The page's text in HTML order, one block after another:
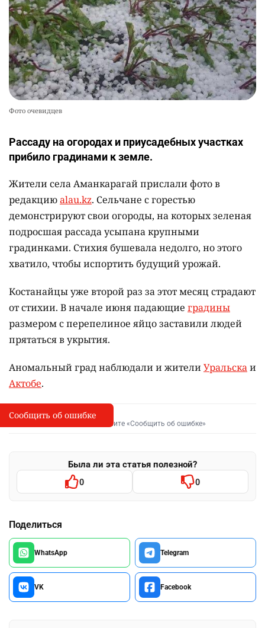
Фото очевидцев
Рассаду на огородах и приусадебных участках
прибило градинами к земле.
Жители села Аманкарагай прислали фото в
редакциюalau.kz. Сельчане с горестью
демонстрируют свои огороды, на которых зеленая
подросшая рассада усыпана крупными
градинками. Стихия бушевала недолго, но этого
хватило, чтобы испортить будущий урожай.
Костанайцы уже второй раз за этот месяц страдают
от стихии. В начале июня падающие градины
размером с перепелиное яйцо заставили людей
прятаться в укрытия.
Аномальный град наблюдали и жителиУральскаи
Актобе.
I
Сообщить об опечатке
Выделите фрагмент и нажмите «Сообщить об ошибке»
Была ли эта статья полезной?
0 0
Поделиться
WhatsApp Telegram
VK Facebook
Сообщить об ошибке